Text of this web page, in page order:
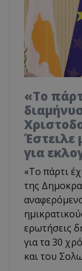
«Το
για
«Το πάρτι
της
ερωτήσεις
για τα 30
και του